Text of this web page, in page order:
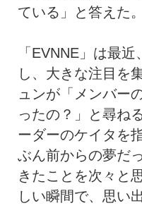
ている」と答えた。
「EVNNE」は最
し、大きな注目を
ュンが「メンバー
ったの？」と尋ね
ーダーのケイタを
ぶん前からの夢だ
きたことを次々と
しい瞬間で、思い